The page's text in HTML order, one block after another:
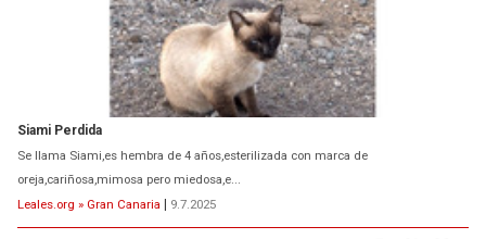
ADOPCIÓN URGENTE GATA TEROR GRAN CANARIA
El ayuntamiento se va a llevar a Los Gatos callejeros de la zona los próximos
días, ella incluida...
Leales.org » Gran Canaria | 9.7.2025